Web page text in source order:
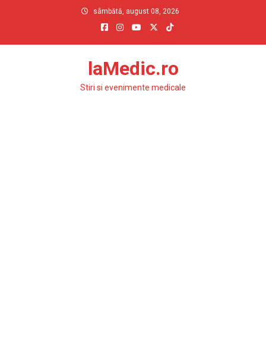
sâmbătă, august 08, 2026
laMedic.ro
Stiri si evenimente medicale